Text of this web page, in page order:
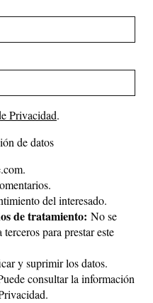
Privacidad.
de datos
del interesado.
de tratamiento: No se
para prestar este
y suprimir los datos.
consultar la información
.